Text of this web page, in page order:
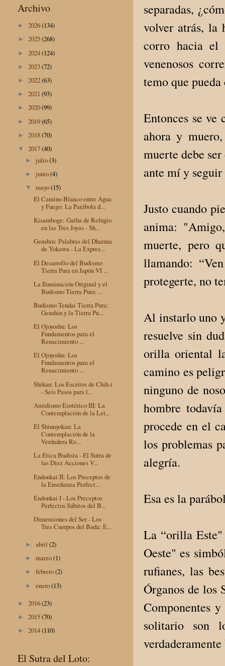
separadas,
volver atrás, la
corro hacia el
venenosos
temo que
Entonces se
ahora y
muerte debe
ante mí y seguir
Justo cuando
anima:
muerte, pero
llamando:
protegerte, no
Al instarlo uno
resuelve sin
orilla oriental
camino es
ninguno de
hombre
procede en el
los problemas
alegría.
Esa es la
La “orilla Este"
Oeste" es
rufianes, las
Órganos de los
Componentes
solitario son
Archivo
► 2026(134)
► 2025(268)
► 2024(124)
► 2023(72)
► 2022(63)
► 2021 (93)
► 2020(99)
► 2019(65)
► 2018(70)
▼ 2017(40)
► julio(3)
► junio(4)
▼mayo(15)
El Camino Blanco entre Agua
y Fuego: La Parábola d...
Kisamboge: Gatha de Refugio
en las Tres Joyas - Sh...
Genshin: Palabras del Dharma
de Yokawa - La Expres...
El Desarrollo del Budismo
Tierra Pura en Japón VI ...
La Iluminación Original y el
Budismo Tierra Pura: ...
Budismo Tendai Tierra Pura:
Genshin y la Tierra Pu...
El Ojoyoshu: Los
Fundamentos para el
Renacimiento ...
El Ojoyoshu: Los
Fundamentos para el
Renacimiento ...
Shikan: Los Escritos de Chih-i
- Seis Pasos para l...
Amidismo Esotérico III: La
Contemplación de la Let...
El Shinnyokan: La
Contemplación de la
Verdadera Re...
La Ética Budista - El Sutra de
las Diez Acciones V...
Endonkai II: Los Preceptos de
la Enseñanza Perfect...
Endonkai I - Los Preceptos
Perfectos Súbitos del B...
Dimensiones del Ser - Los
Tres Cuerpos del Buda: E...
►abril(2)
►marzo(1)
►febrero(2)
►enero(13)
► 2016(23)
► 2015(70)
► 2014(110)
El Sutra del Loto: